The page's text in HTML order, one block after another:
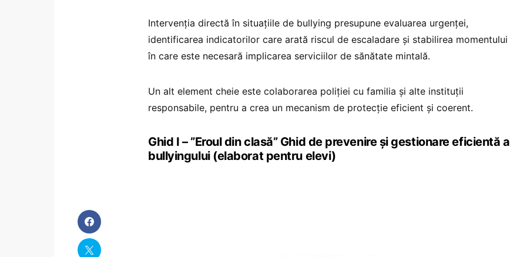
Intervenția directă în situațiile de bullying presupune evaluarea urgenței,
identificarea indicatorilor care arată riscul de escaladare și stabilirea momentului
în care este necesară implicarea serviciilor de sănătate mintală.
Un alt element cheie este colaborarea poliției cu familia și alte instituții
responsabile, pentru a crea un mecanism de protecție eficient și coerent.
Ghid I – ”Eroul din clasă” Ghid de prevenire și gestionare eficientă a
bullyingului (elaborat pentru elevi)